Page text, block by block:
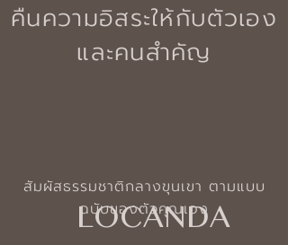
สัมผัสธรรมชาติกลางขุนเขา ตามแบบ
ฉบับของตัวคุณเอง
LOCANDA
คืนความอิสระให้กับตัวเอง
และคนสำคัญ